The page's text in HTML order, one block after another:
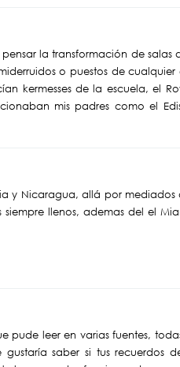
la transformación de salas
o puestos de
kermesses de la escuela, el
mis padres como el
y Nicaragua, allá por mediados
llenos, ademas del el
pude leer en varias fuentes,
saber si tus recuerdos